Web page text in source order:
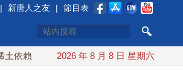
| 新唐人之友 | 節目表
普宣布礦業投資20億美元 中東局勢動
2026 年 8 月 8 日 星期六